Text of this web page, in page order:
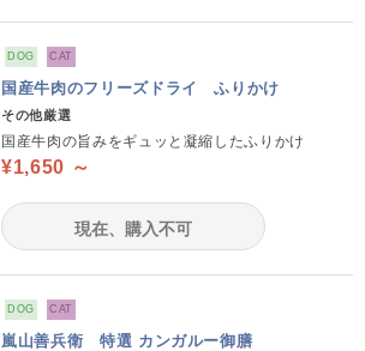
DOG CAT
国産牛肉のフリーズドライ ふりかけ
その他厳選
国産牛肉の旨みをギュッと凝縮したふりかけ
¥1,650 ～
現在、購入不可
DOG CAT
嵐山善兵衛 特選 カンガルー御膳